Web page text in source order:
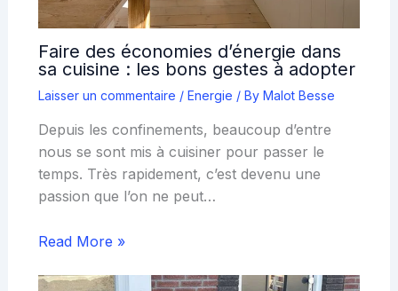
Faire des économies d’énergie dans
sa cuisine : les bons gestes à adopter
Laisser un commentaire / Energie / By Malot Besse
Depuis les confinements, beaucoup d’entre
nous se sont mis à cuisiner pour passer le
temps. Très rapidement, c’est devenu une
passion que l’on ne peut…
Read More »